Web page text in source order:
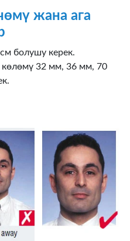
жана ага
болушу керек.
32 мм, 36 мм, 70